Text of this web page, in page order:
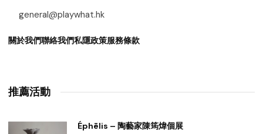
general@playwhat.hk
關於我們聯絡我們私隱政策服務條款
推薦活動
Éphēlis – 陶藝家陳筠煒個展